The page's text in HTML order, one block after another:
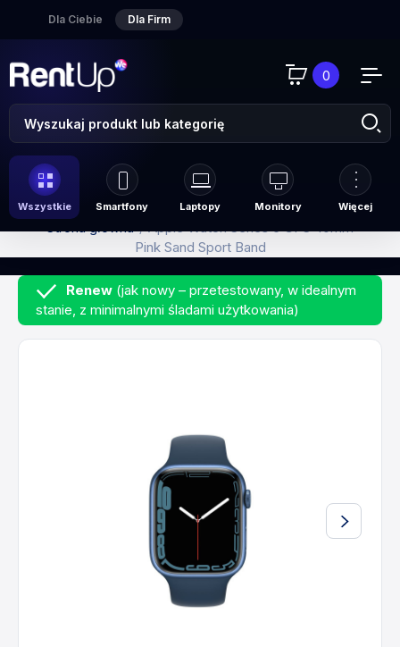
Dla Ciebie Dla Firm
0
Wszystkie Smartfony Laptopy Monitory Więcej
Strona główna
Apple Watch Series 6 GPS 40mm
Pink Sand Sport Band
Renew (jak nowy – przetestowany, w idealnym
stanie, z minimalnymi śladami użytkowania)